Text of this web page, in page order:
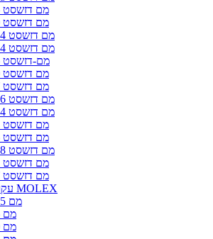
1.5 מם דזשסט
2.0 מם דזשסט
2.54 מם דזשסט
2.54 מם דזשסט
2.5 מם-דזשסט
3.0 מם דזשסט
3.7 מם דזשסט
3.96 מם דזשסט
4.14 מם דזשסט
4.2 מם דזשסט
4.5 מם דזשסט
5.08 מם דזשסט
6.2 מם דזשסט
6.7 מם דזשסט
עקוויוואַלענט MOLEX
1.25 מם
1.5 מם
2.0 מם